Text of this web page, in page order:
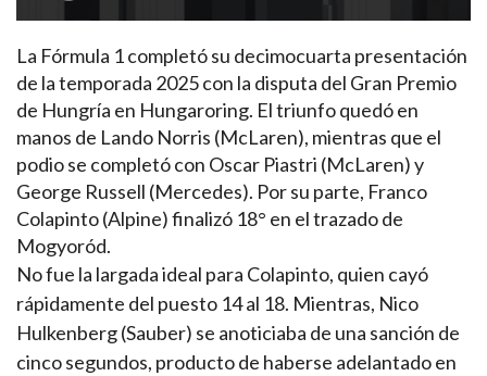
La Fórmula 1 completó su decimocuarta presentación
de la temporada 2025 con la disputa del Gran Premio
de Hungría en Hungaroring. El triunfo quedó en
manos de Lando Norris (McLaren), mientras que el
podio se completó con Oscar Piastri (McLaren) y
George Russell (Mercedes). Por su parte, Franco
Colapinto (Alpine) finalizó 18° en el trazado de
Mogyoród.
No fue la largada ideal para Colapinto, quien cayó
rápidamente del puesto 14 al 18. Mientras, Nico
Hulkenberg (Sauber) se anoticiaba de una sanción de
cinco segundos, producto de haberse adelantado en